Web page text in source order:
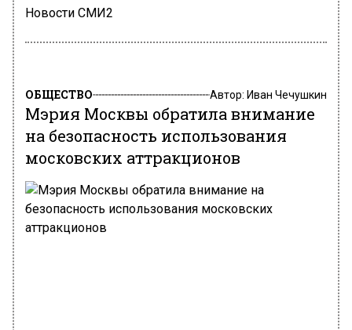
Новости СМИ2
ОБЩЕСТВО Автор: Иван Чечушкин
Мэрия Москвы обратила внимание
на безопасность использования
московских аттракционов